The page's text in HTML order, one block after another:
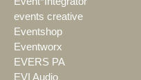
events creative
Eventshop
Eventworx
EVERS PA
EVI Audio